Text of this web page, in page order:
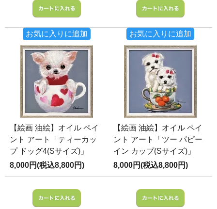
お気に入りに追加 お気に入りに追加
【絵画 油絵】オイル ペイ
ント アート「ティーカッ
プ ドッグ4(Sサイズ)」
8,000円(税込8,800円)
【絵画 油絵】オイル ペイ
ント アート「ツー パピー
イン カップ(Sサイズ)」
8,000円(税込8,800円)